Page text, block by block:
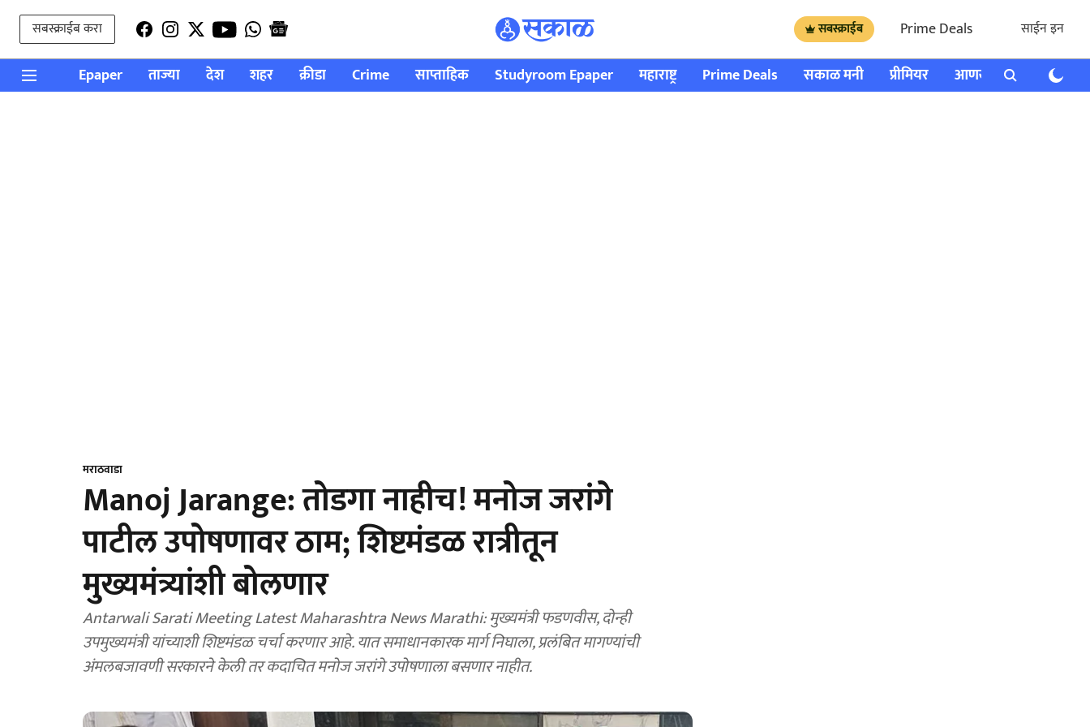
सबस्क्राईब करा सबस्क्राईब Prime Deals साईन इन
Epaper ताज्या देश शहर क्रीडा Crime साप्ताहिक Studyroom Epaper महाराष्ट्र Prime Deals सकाळ मनी प्रीमियर आणखी राशी भविष्य
मराठवाडा
Manoj Jarange: तोडगा नाहीच! मनोज जरांगे
पाटील उपोषणावर ठाम; शिष्टमंडळ रात्रीतून
मुख्यमंत्र्यांशी बोलणार
Antarwali Sarati Meeting Latest Maharashtra News Marathi: मुख्यमंत्री फडणवीस, दोन्ही
उपमुख्यमंत्री यांच्याशी शिष्टमंडळ चर्चा करणार आहे. यात समाधानकारक मार्ग निघाला, प्रलंबित मागण्यांची
अंमलबजावणी सरकारने केली तर कदाचित मनोज जरांगे उपोषणाला बसणार नाहीत.